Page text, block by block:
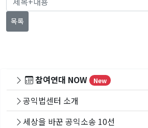
목록
참여연대 NOW New
공익법센터 소개
세상을 바꾼 공익소송 10선